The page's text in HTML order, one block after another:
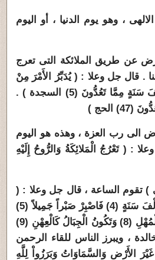
الف سنة بالتقدير الالهى ، وهو يوم الدنيا ، أو اليوم
عن طريق الملائكة التى تعرج
. قال جل وعلا : ( يُدَبِّرُ الأَمْرَ مِنْ
السَّمَاءِ إِلَى الأَرْضِ ثُمَّ يَعْرُجُ إِلَيْهِ فِي يَوْمٍ كَانَ مِقْدَارُهُ أَلْفَ سَنَةٍ مِمَّا تَعُدُّونَ (5) السجدة ) .
الحج )
الى رب العزة ، وهذه هو اليوم
: ( تَعْرُجُ الْمَلائِكَةُ وَالرُّوحُ إِلَيْهِ
) تقوم الساعة ، قال جل وعلا : (
تَعْرُجُ الْمَلائِكَةُ وَالرُّوحُ إِلَيْهِ فِي يَوْمٍ كَانَ مِقْدَارُهُ خَمْسِينَ أَلْفَ سَنَةٍ (4) فَاصْبِرْ صَبْراً جَمِيلاً (5)
إِنَّهُمْ يَرَوْنَهُ بَعِيداً (6) وَنَرَاهُ قَرِيباً (7) يَوْمَ تَكُونُ السَّمَاءُ كَالْمُهْلِ (8) وَتَكُونُ الْجِبَالُ كَالْعِهْنِ (9)
، ويبرز الناس للقاء الرحمن
الأَرْضِ وَالسَّمَاوَاتُ وَبَرَزُواْ لِلَّهِ